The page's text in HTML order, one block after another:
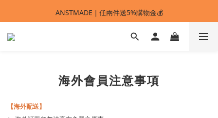
ANSTMADE｜任兩件送5%購物金💰
ANSTMADE｜任兩件送5%購物金💰
🚩 【SELECT服飾】1件95折、2件88折
ANSTMADE｜任兩件送5%購物金💰
海外會員注意事項
【海外配送】